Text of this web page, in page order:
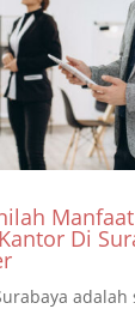
Manfaat
Di